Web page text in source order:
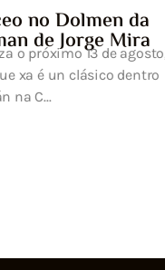
para a
Semana Cultural
para todos os
converter a primeira